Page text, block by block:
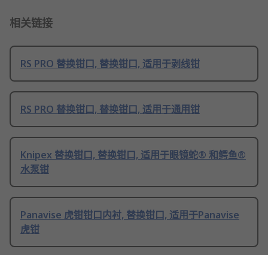
相关链接
RS PRO 替换钳口, 替换钳口, 适用于剥线钳
RS PRO 替换钳口, 替换钳口, 适用于通用钳
Knipex 替换钳口, 替换钳口, 适用于眼镜蛇® 和鳄鱼®
水泵钳
Panavise 虎钳钳口内衬, 替换钳口, 适用于Panavise
虎钳